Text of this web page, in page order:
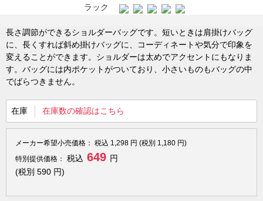
長さ調節ができるショルダーバッグです。短いときは肩掛けバッグ
に、長くすれば斜め掛けバッグに、コーディネートや気分で印象を
変えることができます。ショルダーは太めでアクセントにもなりま
す。バッグには内ポケットがついており、小さいものもバッグの中
でばらつきません。
在庫 在庫数の確認はこちら
メーカー希望小売価格： 税込 1,298 円 (税別 1,180 円)
特別提供価格：
税込 649 円
(税別 590 円)